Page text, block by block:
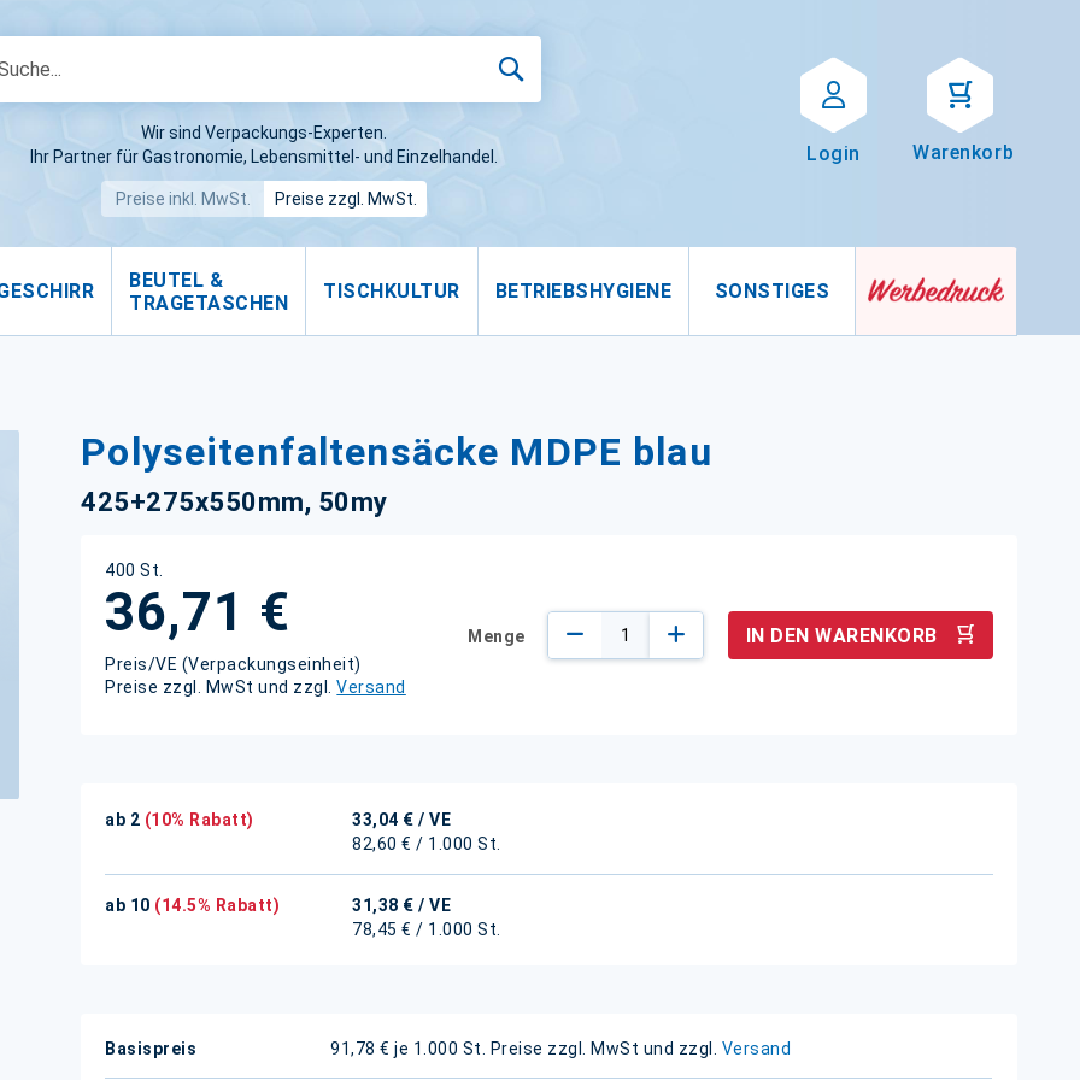
Wir sind Verpackungs-Experten.
Ihr Partner für Gastronomie, Lebensmittel- und Einzelhandel.
Preise inkl. MwSt. Preise zzgl. MwSt.
Login Warenkorb
BEUTEL &
TRAGETASCHEN
TISCHKULTUR BETRIEBSHYGIENE SONSTIGES
Polyseitenfaltensäcke MDPE blau
425+275x550mm, 50my
400 St.
36,71 €
Preis/VE (Verpackungseinheit)
Preise zzgl. MwSt und zzgl.Versand
Menge IN DEN WARENKORB
ab 2 (10% Rabatt) 33,04 € / VE
82,60 € / 1.000 St.
ab 10 (14.5% Rabatt) 31,38 € / VE
78,45 € / 1.000 St.
Weitere
Basispreis 91,78 € je 1.000 St. Preise zzgl. MwSt und zzgl. Versand